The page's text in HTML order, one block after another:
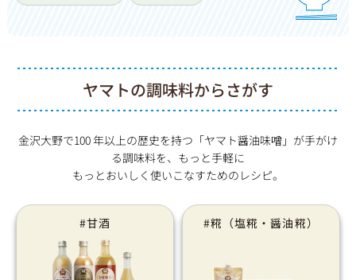
ヤマトの調味料からさがす
金沢大野で100 年以上の歴史を持つ「ヤマト醤油味噌」が手がけ
る調味料を、もっと手軽に
もっとおいしく使いこなすためのレシピ。
#甘酒 #糀（塩糀・醤油糀）